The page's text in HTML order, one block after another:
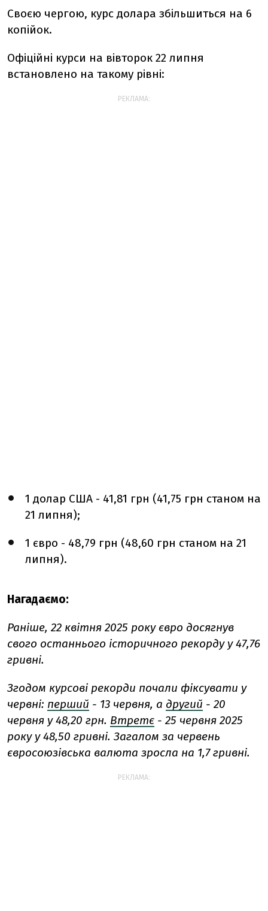
Своєю чергою, курс долара збільшиться на 6
копійок.
Офіційні курси на вівторок 22 липня
встановлено на такому рівні:
РЕКЛАМА:
1 долар США - 41,81 грн (41,75 грн станом на
21 липня);
1 євро - 48,79 грн (48,60 грн станом на 21
липня).
Нагадаємо:
Раніше, 22 квітня 2025 року євро досягнув
свого останнього історичного рекорду у 47,76
гривні.
Згодом курсові рекорди почали фіксувати у
червні: перший - 13 червня, а другий - 20
червня у 48,20 грн. Втретє - 25 червня 2025
року у 48,50 гривні. Загалом за червень
євросоюзівська валюта зросла на 1,7 гривні.
РЕКЛАМА: